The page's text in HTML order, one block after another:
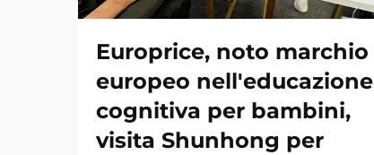
Europrice, noto marchio
europeo nell'educazione
cognitiva per bambini,
visita Shunhong per